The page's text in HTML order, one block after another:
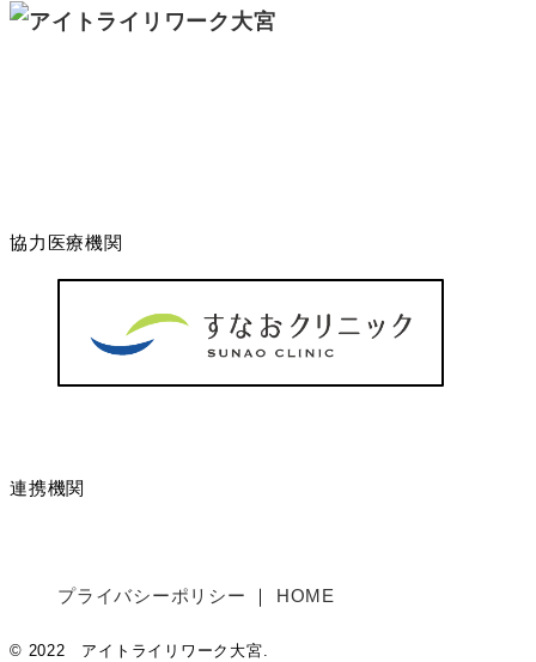
協力医療機関
連携機関
プライバシーポリシー HOME
© 2022 アイトライリワーク大宮.